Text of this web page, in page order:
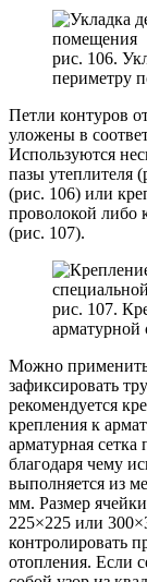
рис. 106.
периметру
Петли контуров
уложены в
Используются
пазы утеплителя
(рис. 106) или
проволокой либо
(рис. 107).
рис. 107.
арматурной
Можно
зафиксировать
рекомендуется
крепления к
арматурная сетка
благодаря чему
выполняется из
мм. Размер
225×225 или
контролировать
отопления. Если